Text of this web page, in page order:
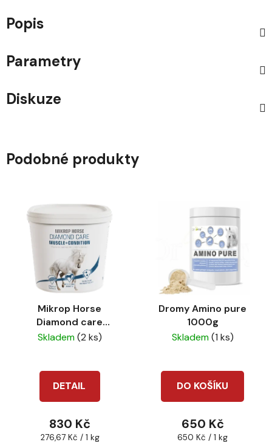
Popis
Parametry
Diskuze
Podobné produkty
Mikrop Horse
Diamond care
Musle+condition
Skladem(2 ks)
DETAIL
830 Kč
Měrná
276,67 Kč / 1 kg
Dromy Amino pure
1000g
Skladem(1 ks)
DO KOŠÍKU
650 Kč
Měrná
650 Kč / 1 kg